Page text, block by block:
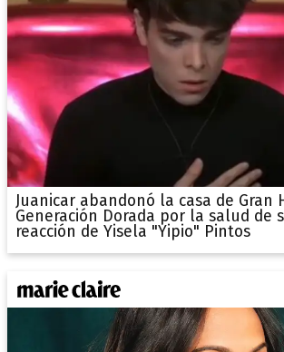
Juanicar abandonó la casa de Gran
Generación Dorada por la salud de
reacción de Yisela "Yipio" Pintos